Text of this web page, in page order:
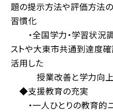
題の提示方法や評価方法
習慣化
・全国学力・学習状況
ストや大東市共通到達度
活用した
授業改善と学力向上
◆支援教育の充実
・一人ひとりの教育的